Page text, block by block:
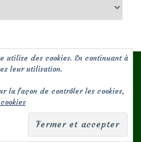
de Malorie
envelope-
square
utilise des cookies. En continuant à
leur utilisation.
la façon de contrôler les cookies,